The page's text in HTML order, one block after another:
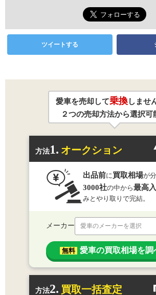
ツイートする
愛車を売却して乗換しませ
２つの売却方法から選択可
方法1. オークション
出品前に 買取相場が
3000社の中から最高
みとやり取りで完結。
メーカー 愛車のメーカーを選択
無料 愛車の買取相場を調
方法2. 買取一括査定